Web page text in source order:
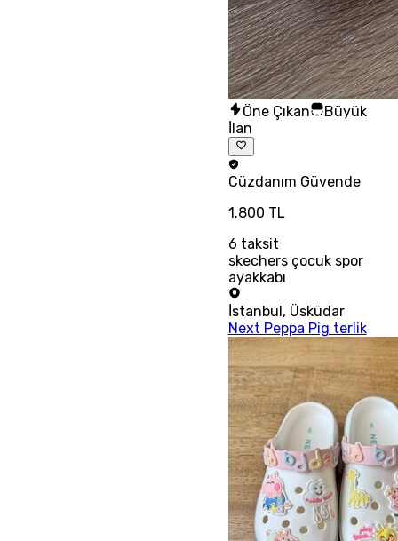
Öne Çıkan
Büyük
İlan
Cüzdanım Güvende
1.800 TL
6 taksit
skechers çocuk spor
ayakkabı
İstanbul , Üsküdar
Next Peppa Pig terlik